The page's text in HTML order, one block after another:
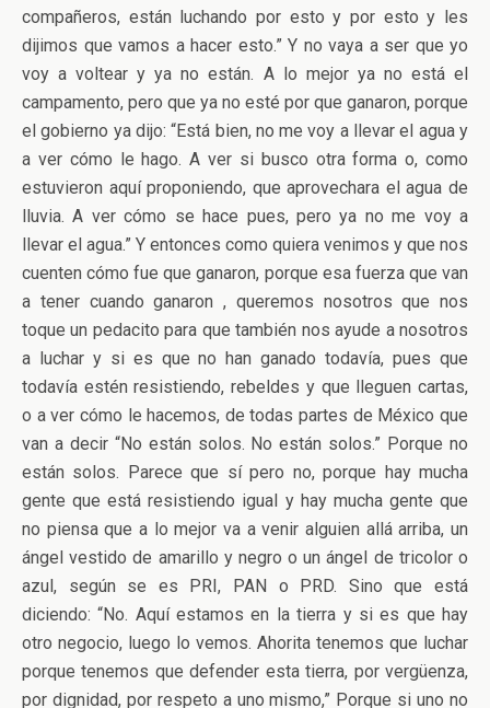
compañeros, están luchando por esto y por esto y les
dijimos que vamos a hacer esto.” Y no vaya a ser que yo
voy a voltear y ya no están. A lo mejor ya no está el
campamento, pero que ya no esté por que ganaron, porque
el gobierno ya dijo: “Está bien, no me voy a llevar el agua y
a ver cómo le hago. A ver si busco otra forma o, como
estuvieron aquí proponiendo, que aprovechara el agua de
lluvia. A ver cómo se hace pues, pero ya no me voy a
llevar el agua.” Y entonces como quiera venimos y que nos
cuenten cómo fue que ganaron, porque esa fuerza que van
a tener cuando ganaron , queremos nosotros que nos
toque un pedacito para que también nos ayude a nosotros
a luchar y si es que no han ganado todavía, pues que
todavía estén resistiendo, rebeldes y que lleguen cartas,
o a ver cómo le hacemos, de todas partes de México que
van a decir “No están solos. No están solos.” Porque no
están solos. Parece que sí pero no, porque hay mucha
gente que está resistiendo igual y hay mucha gente que
no piensa que a lo mejor va a venir alguien allá arriba, un
ángel vestido de amarillo y negro o un ángel de tricolor o
azul, según se es PRI, PAN o PRD. Sino que está
diciendo: “No. Aquí estamos en la tierra y si es que hay
otro negocio, luego lo vemos. Ahorita tenemos que luchar
porque tenemos que defender esta tierra, por vergüenza,
por dignidad, por respeto a uno mismo,” Porque si uno no